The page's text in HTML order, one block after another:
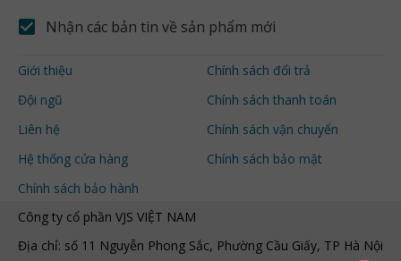
Nhận các bản tin về sản phẩm mới
Giới thiệu
Đội ngũ
Liên hệ
Hệ thống cửa hàng
Chính sách bảo hành
Chính sách đổi trả
Chính sách thanh toán
Chính sách vận chuyển
Chính sách bảo mật
Công ty cổ phần VJS VIỆT NAM
Địa chỉ: số 11 Nguyễn Phong Sắc, Phường Cầu Giấy, TP Hà Nội